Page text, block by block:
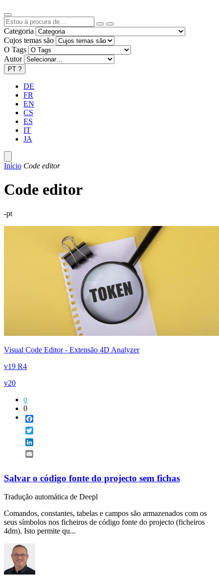
Categoria
Cujos temas são
O Tags
Autor
PT ?
DE
FR
EN
CS
ES
IT
JA
Início Code editor
Code editor
-pt
Visual Code Editor - Extensão 4D Analyzer
v19 R4
v20
0
0
Salvar o código fonte do projecto sem fichas
Tradução automática de Deepl
Comandos, constantes, tabelas e campos são armazenados com os
seus símbolos nos ficheiros de código fonte do projecto (ficheiros
4dm). Isto permite qu...